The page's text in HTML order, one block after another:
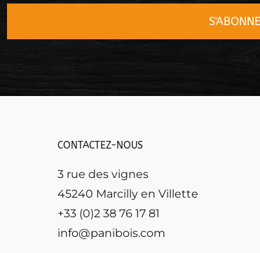
CONTACTEZ-NOUS
3 rue des vignes
45240 Marcilly en Villette
+33 (0)2 38 76 17 81
info@panibois.com